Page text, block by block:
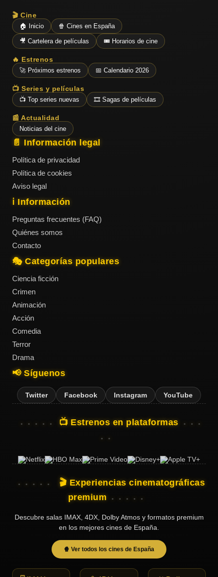
🎬 Cine
🏠 Inicio 🍿 Cines en España
🎥 Cartelera de películas 🎟️ Horarios de cine
🔥 Estrenos
🚀 Próximos estrenos 📅 Calendario 2026
📺 Series y películas
📺 Top series nuevas 🎞️ Sagas de películas
📰 Actualidad
Noticias del cine
📄 Información legal
Política de privacidad
Política de cookies
Aviso legal
ℹ️ Información
Preguntas frecuentes (FAQ)
Quiénes somos
Contacto
🎭 Categorías populares
Ciencia ficción
Crimen
Animación
Acción
Comedia
Terror
Drama
📢 Síguenos
Twitter Facebook Instagram YouTube
📺 Estrenos en plataformas
🎬 Experiencias cinematográficas
premium
Descubre salas IMAX, 4DX, Dolby Atmos y formatos premium
en los mejores cines de España.
🍿 Ver todos los cines de España